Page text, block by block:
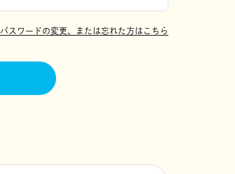
パスワードの変更、または忘れた方はこちら